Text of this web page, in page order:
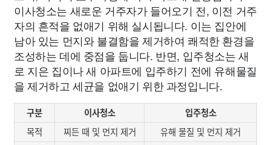
이사청소는 새로운 거주자가 들어오기 전, 이전 거주
자의 흔적을 없애기 위해 실시됩니다. 이는 집안에
남아 있는 먼지와 불결함을 제거하여 쾌적한 환경을
조성하는 데에 중점을 둡니다. 반면, 입주청소는 새
로 지은 집이나 새 아파트에 입주하기 전에 유해물질
을 제거하고 세균을 없애기 위한 과정입니다.
구분 이사청소
입주청소
목적
찌든 때 및 먼지 제거
유해 물질 및 먼지 제거